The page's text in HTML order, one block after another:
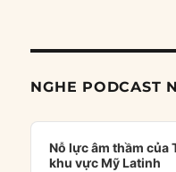
NGHE PODCAST
Audio
Player
Nỗ lực âm thầm của
khu vực Mỹ Latinh